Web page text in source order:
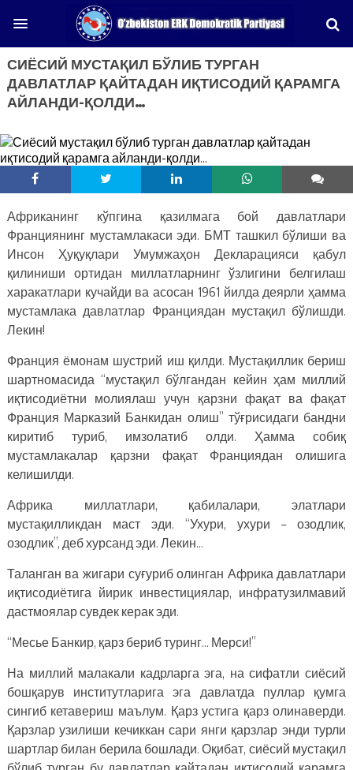
СИЁСИЙ МУСТАҚИЛ БЎЛИБ ТУРГАН
ДАВЛАТЛАР ҚАЙТАДАН ИҚТИСОДИЙ ҚАРАМГА
АЙЛАНДИ-ҚОЛДИ…
Африканинг кўпгина қазилмага бой давлатлари
Франциянинг мустамлакаси эди. БМТ ташкил бўлиши ва
Инсон Ҳуқуқлари Умумжаҳон Декларацияси қабул
қилиниши ортидан миллатларнинг ўзлигини белгилаш
харакатлари кучайди ва асосан 1961 йилда деярли ҳамма
мустамлака давлатлар Франциядан мустақил бўлишди.
Лекин!
Франция ёмонам шустрий иш қилди. Мустақиллик бериш
шартномасида “мустақил бўлгандан кейин ҳам миллий
иқтисодиётни молиялаш учун қарзни фақат ва фақат
Франция Марказий Банкидан олиш” тўғрисидаги бандни
киритиб туриб, имзолатиб олди. Ҳамма собиқ
мустамлакалар қарзни фақат Франциядан олишига
келишилди.
Африка миллатлари, қабилалари, элатлари
мустақилликдан маст эди. “Ухури, ухури – озодлик,
озодлик”, деб хурсанд эди. Лекин…
Таланган ва жигари суғуриб олинган Африка давлатлари
иқтисодиётига йирик инвестициялар, инфратузилмавий
дастмоялар сувдек керак эди.
“Месье Банкир, қарз бериб туринг… Мерси!”
На миллий малакали кадрларга эга, на сифатли сиёсий
бошқарув институтларига эга давлатда пуллар қумга
сингиб кетавериш маълум. Қарз устига қарз олинаверди.
Қарзлар узилиши кечиккан сари янги қарзлар энди турли
шартлар билан берила бошлади. Оқибат, сиёсий мустақил